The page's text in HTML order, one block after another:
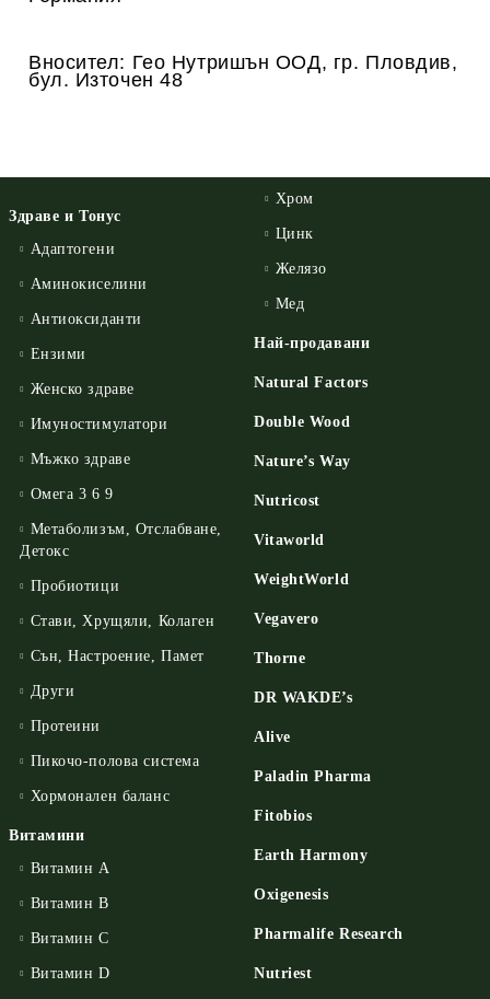
Вносител: Гео Нутришън ООД, гр. Пловдив,
бул. Източен 48
Здраве и Тонус
Адаптогени
Аминокиселини
Антиоксиданти
Ензими
Женско здраве
Имуностимулатори
Мъжко здраве
Омега 3 6 9
Метаболизъм, Отслабване,
Детокс
Пробиотици
Стави, Хрущяли, Колаген
Сън, Настроение, Памет
Други
Протеини
Пикочо-полова система
Хормонален баланс
Витамини
Витамин А
Витамин B
Витамин C
Витамин D
Хром
Цинк
Желязо
Мед
Най-продавани
Natural Factors
Double Wood
Nature’s Way
Nutricost
Vitaworld
WeightWorld
Vegavero
Thorne
DR WAKDE’s
Alive
Paladin Pharma
Fitobios
Earth Harmony
Oxigenesis
Pharmalife Research
Nutriest